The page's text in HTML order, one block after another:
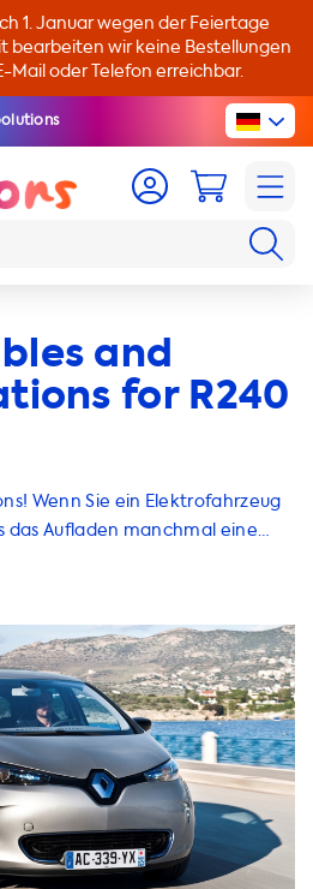
1. Januar wegen der Feiertage
bearbeiten wir keine Bestellungen
Mail oder Telefon erreichbar.
and
for R240
Wenn Sie ein Elektrofahrzeug
das Aufladen manchmal eine
eine Vielzahl von
schnell und einfach aufzuladen.
sind ideal für zu Hause oder am
3,7 kW und 22 kW laden,
Phasen und Ampere. Es ist
Ihr Elektrofahrzeug niemals
Ladeleistung der AC-
Wenn Sie also eine Ladestation
dass die Leistung mit der Ihres